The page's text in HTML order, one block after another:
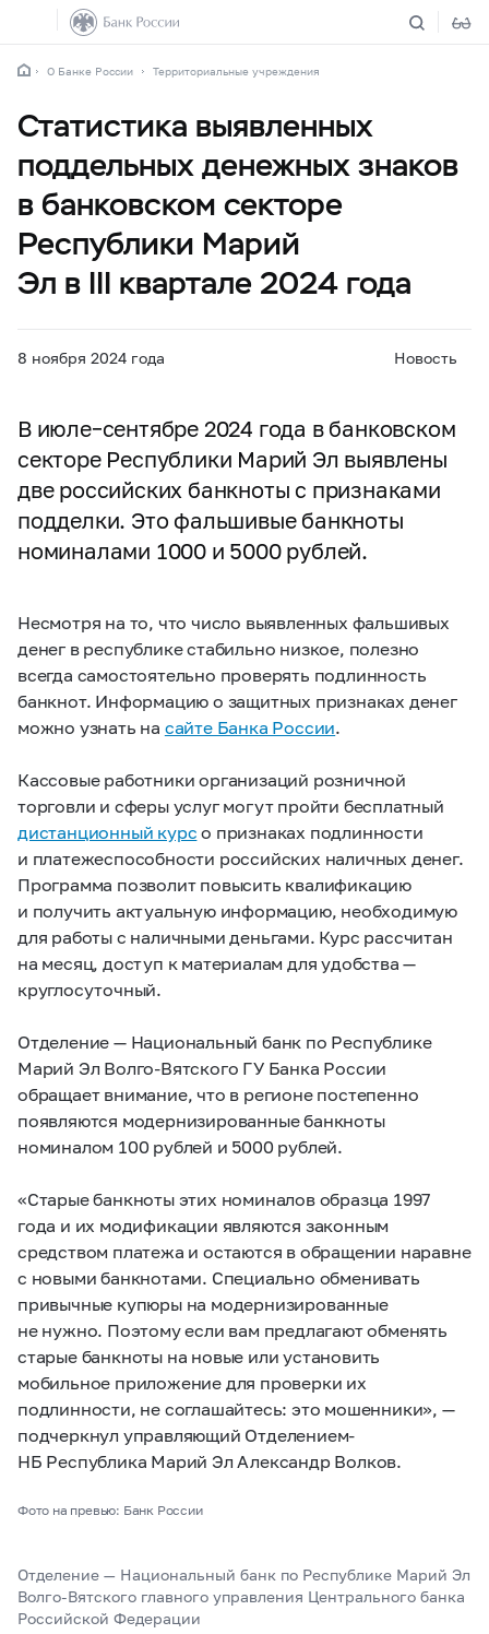
О Банке России Территориальные учреждения
Статистика выявленных
поддельных денежных знаков
в банковском секторе
Республики Марий
Эл в III квартале 2024 года
8 ноября 2024 года Новость
В июле–сентябре 2024 года в банковском
секторе Республики Марий Эл выявлены
две российских банкноты с признаками
подделки. Это фальшивые банкноты
номиналами 1000 и 5000 рублей.
Несмотря на то, что число выявленных фальшивых
денег в республике стабильно низкое, полезно
всегда самостоятельно проверять подлинность
банкнот. Информацию о защитных признаках денег
можно узнать на сайте Банка России.
Кассовые работники организаций розничной
торговли и сферы услуг могут пройти бесплатный
дистанционный курс о признаках подлинности
и платежеспособности российских наличных денег.
Программа позволит повысить квалификацию
и получить актуальную информацию, необходимую
для работы с наличными деньгами. Курс рассчитан
на месяц, доступ к материалам для удобства —
круглосуточный.
Отделение — Национальный банк по Республике
Марий Эл Волго-Вятского ГУ Банка России
обращает внимание, что в регионе постепенно
появляются модернизированные банкноты
номиналом 100 рублей и 5000 рублей.
«Старые банкноты этих номиналов образца 1997
года и их модификации являются законным
средством платежа и остаются в обращении наравне
с новыми банкнотами. Специально обменивать
привычные купюры на модернизированные
не нужно. Поэтому если вам предлагают обменять
старые банкноты на новые или установить
мобильное приложение для проверки их
подлинности, не соглашайтесь: это мошенники», —
подчеркнул управляющий Отделением-
НБ Республика Марий Эл Александр Волков.
Фото на превью: Банк России
Отделение — Национальный банк по Республике Марий Эл
Волго-Вятского главного управления Центрального банка
Российской Федерации